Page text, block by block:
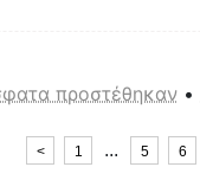
προστέθηκαν •
< 1 ... 5 6